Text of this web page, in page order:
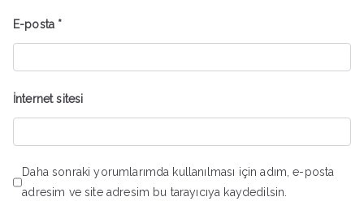
E-posta *
İnternet sitesi
Daha sonraki yorumlarımda kullanılması için adım, e-posta
adresim ve site adresim bu tarayıcıya kaydedilsin.